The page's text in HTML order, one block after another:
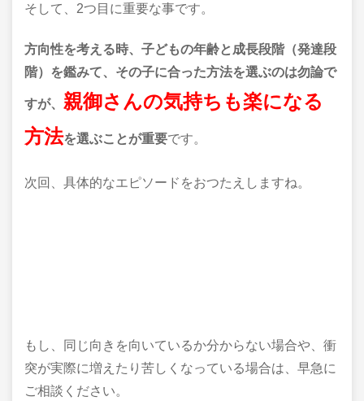
そして、2つ目に重要な事です。
方向性を考える時、子どもの年齢と成長段階（発達段
階）を鑑みて、その子に合った方法を選ぶのは勿論で
すが、 親御さんの気持ちも楽になる
方法を選ぶことが重要です。
次回、具体的なエピソードをおつたえしますね。
もし、同じ向きを向いているか分からない場合や、衝
突が実際に増えたり苦しくなっている場合は、早急に
ご相談ください。